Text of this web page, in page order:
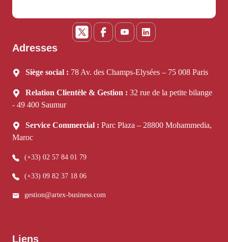
Adresses
Siège social : 78 Av. des Champs-Elysées – 75 008 Paris
Relation Clientèle & Gestion : 32 rue de la petite bilange
- 49 400 Saumur
Service Commercial : Parc Plaza – 28800 Mohammedia,
Maroc
(+33) 02 57 84 01 79
(+33) 09 82 37 18 06
gestion@artex-business.com
Liens